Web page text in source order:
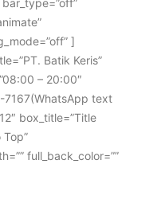
]
Batik Keris”
– 20:00″
7167(WhatsApp text
box_title=”Title
full_back_color=””